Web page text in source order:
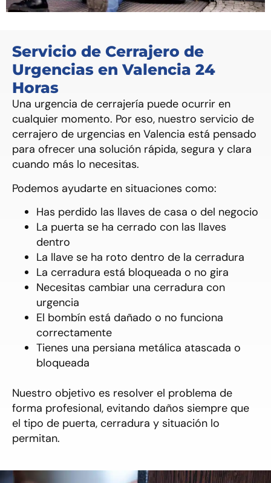
Servicio de Cerrajero de
Urgencias en Valencia 24
Horas
Una urgencia de cerrajería puede ocurrir en
cualquier momento. Por eso, nuestro servicio de
cerrajero de urgencias en Valencia está pensado
para ofrecer una solución rápida, segura y clara
cuando más lo necesitas.
Podemos ayudarte en situaciones como:
Has perdido las llaves de casa o del negocio
La puerta se ha cerrado con las llaves
dentro
La llave se ha roto dentro de la cerradura
La cerradura está bloqueada o no gira
Necesitas cambiar una cerradura con
urgencia
El bombín está dañado o no funciona
correctamente
Tienes una persiana metálica atascada o
bloqueada
Nuestro objetivo es resolver el problema de
forma profesional, evitando daños siempre que
el tipo de puerta, cerradura y situación lo
permitan.